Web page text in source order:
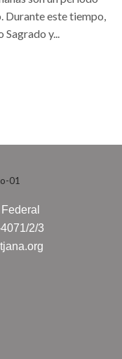
Durante este tiempo,
y...
2/3